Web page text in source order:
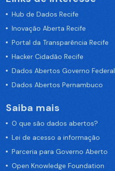
Hub de Dados Recife
Inovação Aberta Recife
Portal da Transparência Recife
Hacker Cidadão Recife
Dados Abertos Governo Federal
Dados Abertos Pernambuco
Saiba mais
O que são dados abertos?
Lei de acesso a informação
Parceria para Governo Aberto
Open Knowledge Foundation